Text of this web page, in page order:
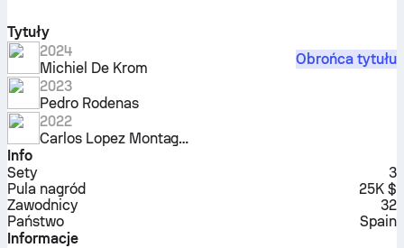
Tytuły
2024
Michiel De Krom
Obrońca tytułu
2023
Pedro Rodenas
2022
Carlos Lopez Montagud
Info
Sety
3
Pula nagród
25K $
Zawodnicy
32
Państwo
Spain
Informacje